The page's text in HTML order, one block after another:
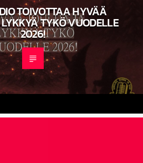
TOIVOTTAA HYVÄÄ
TYKÖ VUODELLE
2026!